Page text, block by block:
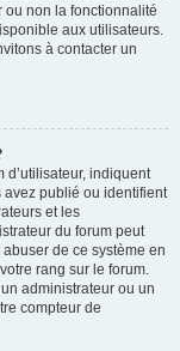
ou non la fonctionnalité
aux utilisateurs.
à contacter un
d’utilisateur, indiquent
publié ou identifient
et les
du forum peut
de ce système en
rang sur le forum.
administrateur ou un
compteur de